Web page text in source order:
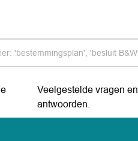
Veelgestelde vragen en
antwoorden.